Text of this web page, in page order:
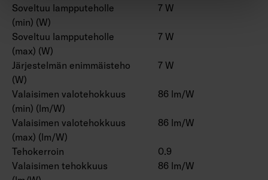
Soveltuu lampputeholle
(min) (W)
7 W
Soveltuu lampputeholle
(max) (W)
7 W
Järjestelmän enimmäisteho
(W)
7 W
Valaisimen valotehokkuus
(min) (lm/W)
86 lm/W
Valaisimen valotehokkuus
(max) (lm/W)
86 lm/W
Tehokerroin
0.9
Valaisimen tehokkuus
86 lm/W